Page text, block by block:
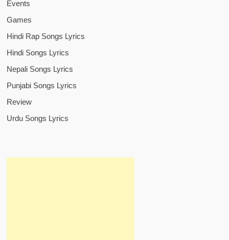
Events
Games
Hindi Rap Songs Lyrics
Hindi Songs Lyrics
Nepali Songs Lyrics
Punjabi Songs Lyrics
Review
Urdu Songs Lyrics